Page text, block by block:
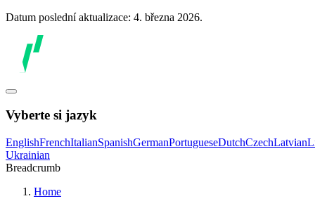
Datum poslední aktualizace: 4. března 2026.
Vyberte si jazyk
EnglishFrenchItalianSpanishGermanPortugueseDutchCzechLatvian
Ukrainian
Breadcrumb
Home